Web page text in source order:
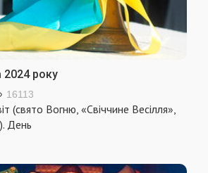
2024 року
16113
(свято Вогню, «Свіччине Весілля»,
День